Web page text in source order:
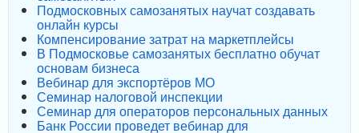
Подмосковных самозанятых научат создавать
онлайн курсы
Компенсирование затрат на маркетплейсы
В Подмосковье самозанятых бесплатно обучат
основам бизнеса
Вебинар для экспортёров МО
Семинар налоговой инспекции
Семинар для операторов персональных данных
Банк России проведет вебинар для